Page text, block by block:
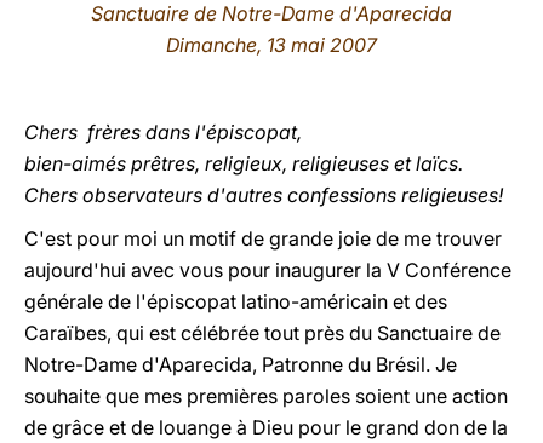
Sanctuaire de Notre-Dame d'Aparecida
Dimanche, 13 mai 2007
Chers frères dans l'épiscopat,
bien-aimés prêtres, religieux, religieuses et laïcs.
Chers observateurs d'autres confessions religieuses!
C'est pour moi un motif de grande joie de me trouver
aujourd'hui avec vous pour inaugurer la V Conférence
générale de l'épiscopat latino-américain et des
Caraïbes, qui est célébrée tout près du Sanctuaire de
Notre-Dame d'Aparecida, Patronne du Brésil. Je
souhaite que mes premières paroles soient une action
de grâce et de louange à Dieu pour le grand don de la